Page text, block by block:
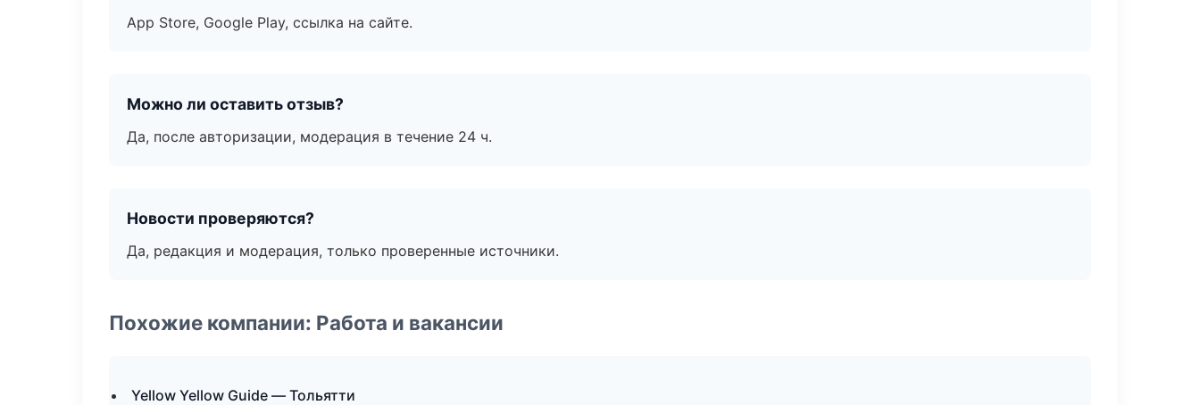
App Store, Google Play, ссылка на сайте.
Можно ли оставить отзыв?
Да, после авторизации, модерация в течение 24 ч.
Новости проверяются?
Да, редакция и модерация, только проверенные источники.
Похожие компании: Работа и вакансии
Yellow Yellow Guide — Тольятти